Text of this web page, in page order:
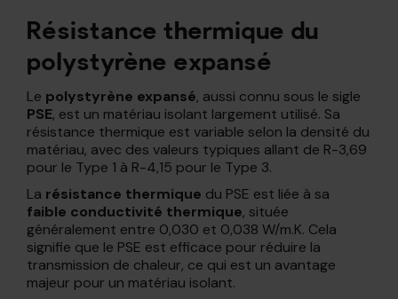
Résistance thermique du
polystyrène expansé
Le polystyrène expansé, aussi connu sous le sigle
PSE, est un matériau isolant largement utilisé. Sa
résistance thermique est variable selon la densité du
matériau, avec des valeurs typiques allant de R-3,69
pour le Type 1 à R-4,15 pour le Type 3.
La résistance thermique du PSE est liée à sa
faible conductivité thermique, située
généralement entre 0,030 et 0,038 W/m.K. Cela
signifie que le PSE est efficace pour réduire la
transmission de chaleur, ce qui est un avantage
majeur pour un matériau isolant.